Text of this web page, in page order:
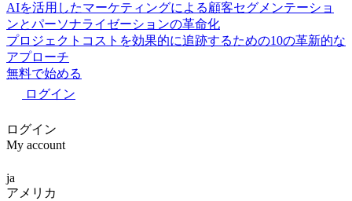
AIを活用したマーケティングによる顧客セグメンテーショ
ンとパーソナライゼーションの革命化
プロジェクトコストを効果的に追跡するための10の革新的な
アプローチ
無料で始める
ログイン
ログイン
My account
ja
アメリカ